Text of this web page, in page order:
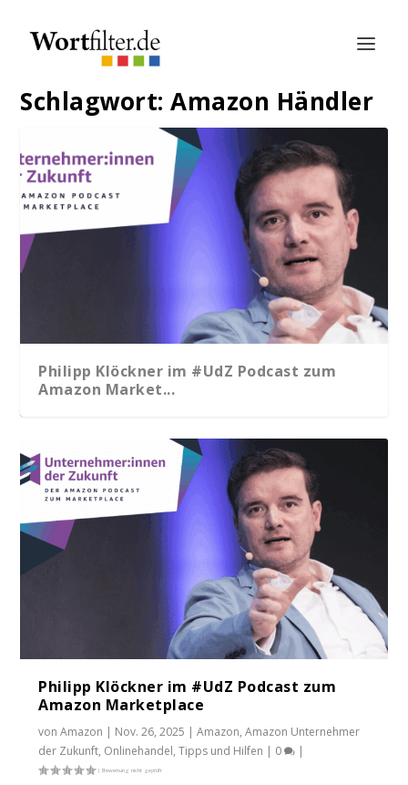
Schlagwort:Amazon Händler
Philipp Klöckner im #UdZ Podcast zum
Amazon Market...
Philipp Klöckner im #UdZ Podcast zum
Amazon Marketplace
vonAmazon | Nov. 26, 2025 |Amazon,Amazon Unternehmer
der Zukunft, Onlinehandel,Tipps und Hilfen | 0 |